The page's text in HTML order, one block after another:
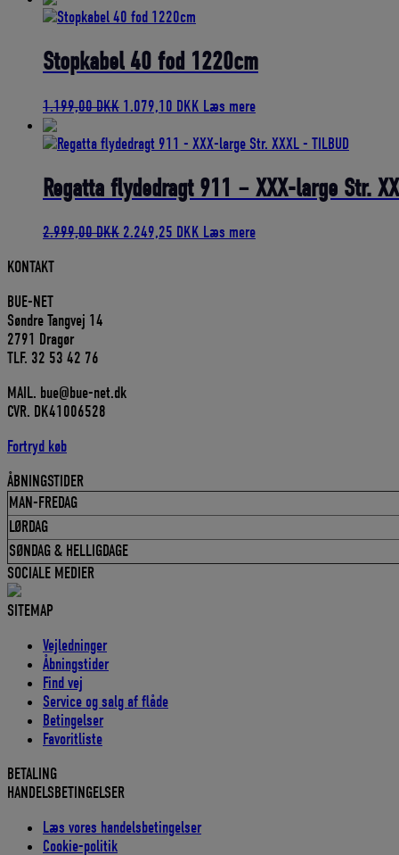
pris
929,00 DKK.
pris
836,10 DKK.
Stopkabel 40 fod 1220cm
1.199,00DKK Den
pris
1.199,00 DKK.
1.079,10 DKK Den
pris
1.079,10 DKK.
Læs mere
Regatta flydedragt 911 – XXX-large Str.
2.999,00DKK Den
2.249,25 DKK Den
Læs mere
KONTAKT
BUE-NET
Søndre Tangvej 14
2791 Dragør
TLF. 32 53 42 76
MAIL. bue@bue-net.dk
CVR. DK41006528
Fortryd køb
ÅBNINGSTIDER
MAN-FREDAG
LØRDAG
SØNDAG & HELLIGDAGE
SOCIALE MEDIER
SITEMAP
Vejledninger
Åbningstider
Find vej
Service og salg af flåde
Betingelser
Favoritliste
BETALING
HANDELSBETINGELSER
Læs vores handelsbetingelser
Cookie-politik